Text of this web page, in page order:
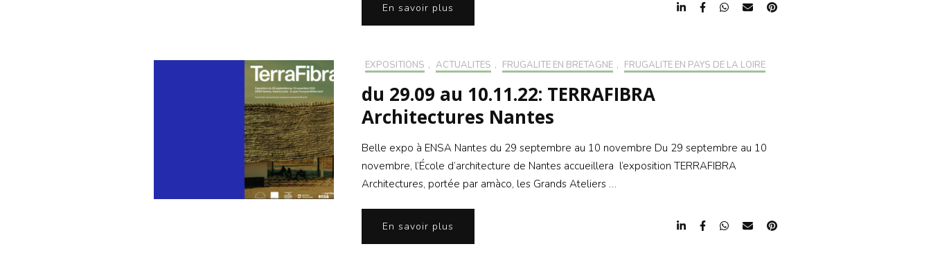
En savoir plus
EXPOSITIONS , ACTUALITÉS , FRUGALITÉ EN BRETAGNE , FRUGALITÉ EN PAYS DE LA LOIRE
du 29.09 au 10.11.22: TERRAFIBRA
Architectures Nantes
Belle expo à ENSA Nantes du 29 septembre au 10 novembre Du 29 septembre au 10
novembre, l’École d’architecture de Nantes accueillera l’exposition TERRAFIBRA
Architectures, portée par amàco, les Grands Ateliers …
En savoir plus